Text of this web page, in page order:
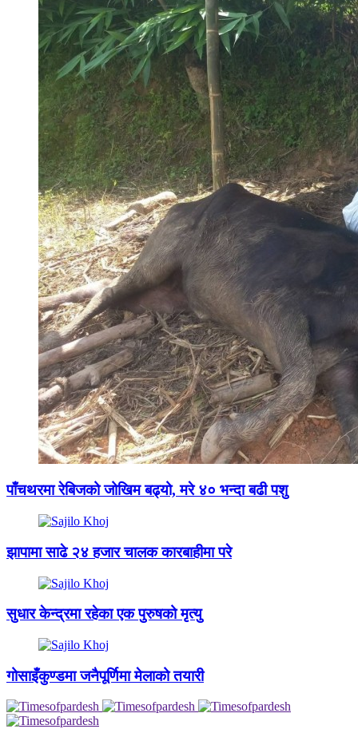
पाँचथरमा रेबिजको जोखिम बढ्यो, मरे ४० भन्दा बढी पशु
झापामा साढे २४ हजार चालक कारबाहीमा परे
सुधार केन्द्रमा रहेका एक पुरुषको मृत्यु
गोसाइँकुण्डमा जनैपूर्णिमा मेलाको तयारी